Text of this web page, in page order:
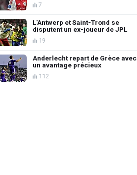
7
L'Antwerp et Saint-Trond se
disputent un ex-joueur de JPL
19
Anderlecht repart de Grèce avec
un avantage précieux
112